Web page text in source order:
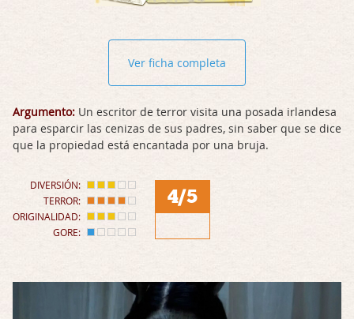
Ver ficha completa
Argumento: Un escritor de terror visita una posada irlandesa
para esparcir las cenizas de sus padres, sin saber que se dice
que la propiedad está encantada por una bruja.
DIVERSIÓN:
TERROR:
ORIGINALIDAD:
GORE:
4/5